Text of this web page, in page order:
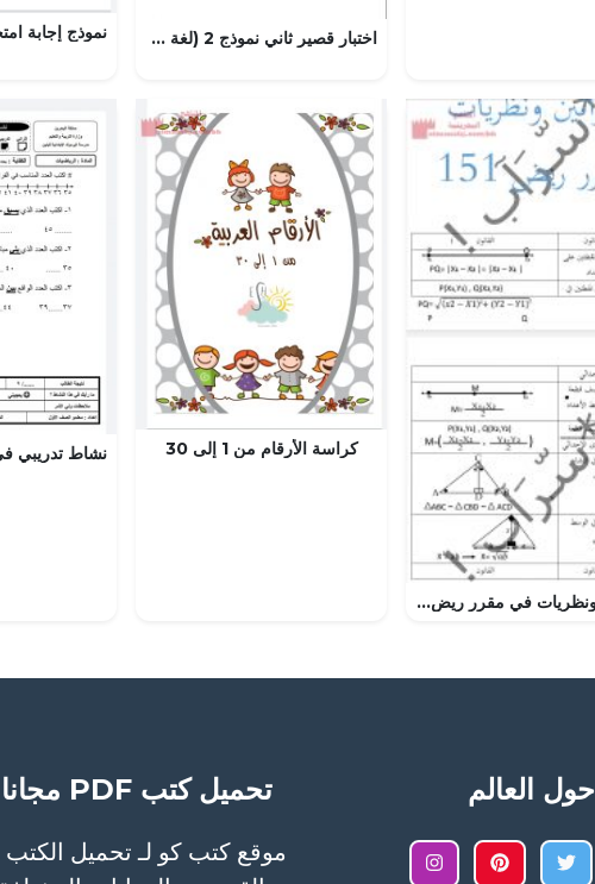
اختبار قصير ثاني نموذج 2 (لغة عربية) الثامن
قوانين ونظريات في مقرر ريض 152
كراسة الأرقام من 1 إلى 30
حول العالم تحميل كتب PDF مجانا – كتب كو